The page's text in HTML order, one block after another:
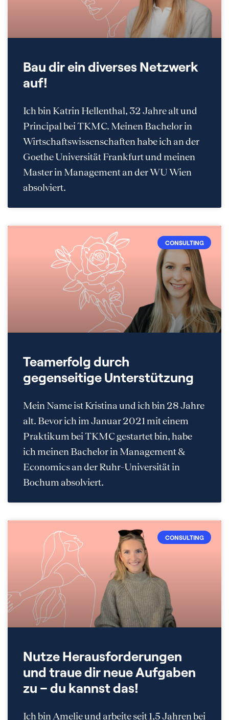
Bau dir ein diverses Netzwerk
auf!
Ich bin Katrin Hellenthal, 32 Jahre alt und
Principal bei TKMC. Meinen Bachelor in
Wirtschaftswissenschaften habe ich an der
Goethe Universität Frankfurt und meinen
Master in Management an der WU Wien
absolviert.
CONSULTING
Teamerfolg durch
gegenseitige Unterstützung
Mein Name ist Kristina und ich bin 28 Jahre
alt. Bevor ich im Januar 2021 mit einem
Praktikum bei TKMC gestartet bin, habe
ich meinen Bachelor in Management &
Economics an der Ruhr-Universität in
Bochum absolviert.
CONSULTING
Nutze Herausforderungen
und traue dir neue Aufgaben
zu – du kannst das!
Ich bin Amelie und arbeite seit 1,5 Jahren bei